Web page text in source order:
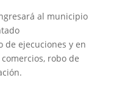
al municipio
ejecuciones y en
robo de